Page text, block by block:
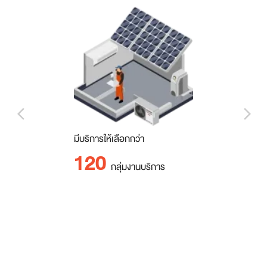
มีบริการให้เลือกกว่า
120 กลุ่มงานบริการ
arrow_back_ios_new arrow_forward_ios